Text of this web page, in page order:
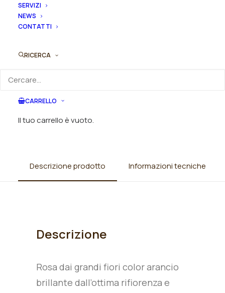
SERVIZI
NEWS
CONTATTI
RICERCA
CARRELLO
Il tuo carrello è vuoto.
SKU
Descrizione prodotto Informazioni tecniche
Descrizione
Rosa dai grandi fiori color arancio
brillante dall’ottima rifiorenza e